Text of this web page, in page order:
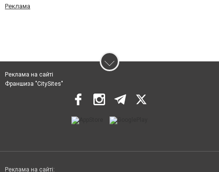
Реклама
Реклама на сайті
Франшиза "CitySites"
Реклама на сайті: